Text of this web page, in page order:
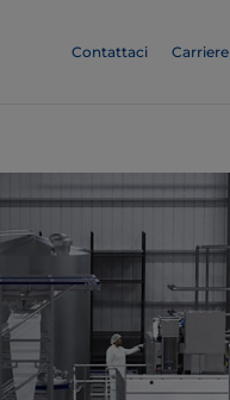
Contattaci Carriere